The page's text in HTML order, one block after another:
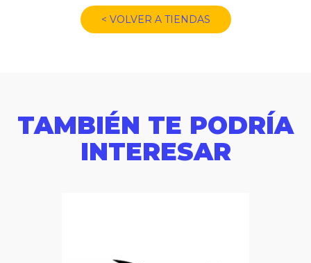
< VOLVER A TIENDAS
TAMBIÉN TE PODRÍA
INTERESAR